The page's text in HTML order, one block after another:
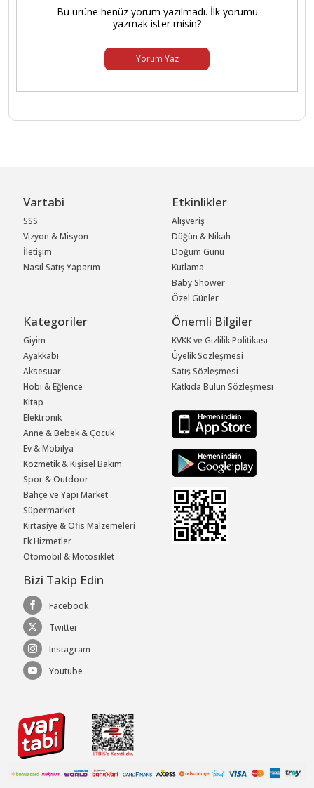
Bu ürüne henüz yorum yazılmadı. İlk yorumu
yazmak ister misin?
Yorum Yaz
Vartabi
SSS
Vizyon & Misyon
İletişim
Nasıl Satış Yaparım
Etkinlikler
Alışveriş
Düğün & Nikah
Doğum Günü
Kutlama
Baby Shower
Özel Günler
Kategoriler
Giyim
Ayakkabı
Aksesuar
Hobi & Eğlence
Kitap
Elektronik
Anne & Bebek & Çocuk
Ev & Mobilya
Kozmetik & Kişisel Bakım
Spor & Outdoor
Bahçe ve Yapı Market
Süpermarket
Kırtasiye & Ofis Malzemeleri
Ek Hizmetler
Otomobil & Motosiklet
Önemli Bilgiler
KVKK ve Gizlilik Politikası
Üyelik Sözleşmesi
Satış Sözleşmesi
Katkıda Bulun Sözleşmesi
Bizi Takip Edin
Facebook
Twitter
Instagram
Youtube